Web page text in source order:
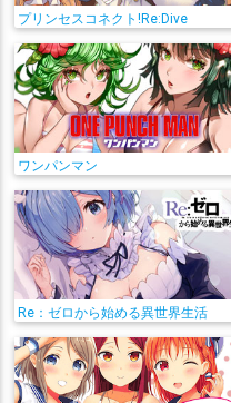
プリンセスコネクト!Re:Dive
ワンパンマン
Re：ゼロから始める異世界生活